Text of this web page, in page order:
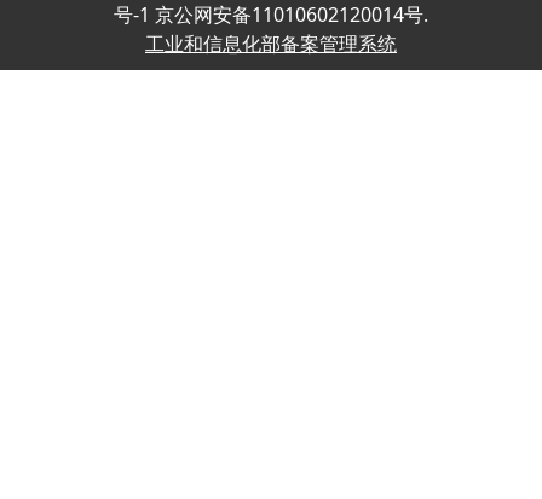
号-1 京公网安备11010602120014号.
工业和信息化部备案管理系统